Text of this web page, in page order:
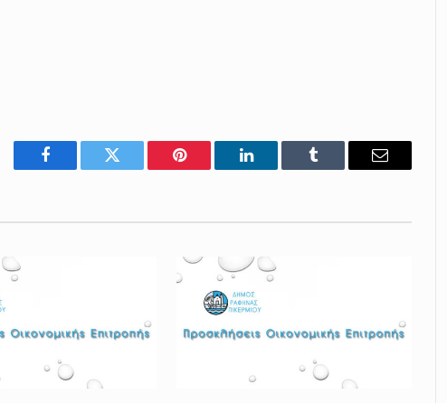
Facebook Twitter Pinterest LinkedIn Tumblr Email